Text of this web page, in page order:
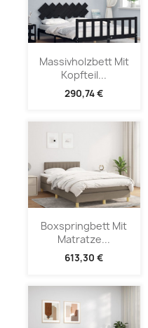
Massivholzbett Mit
Kopfteil...
290,74 €
Boxspringbett Mit
Matratze...
613,30 €